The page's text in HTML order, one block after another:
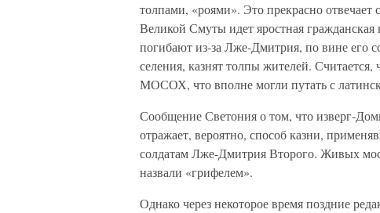
толпами, «роями». Это прекрасно отвечает
Великой Смуты идет яростная
погибают из-за Лже-Дмитрия, по вине его
селения, казнят толпы жителей.
МОСОХ, что вполне могли путать с
Сообщение Светония о том, что изверг-
отражает, вероятно, способ казни,
солдатам Лже-Дмитрия Второго. Живых
назвали «грифелем».
Однако через некоторое время поздние